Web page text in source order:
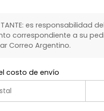
es responsabilidad
correspondiente a su
Correo Argentino.
costo de envío